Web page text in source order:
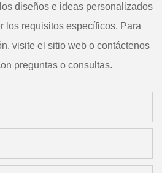
diseños e ideas personalizados
los requisitos específicos. Para
visite el sitio web o contáctenos
preguntas o consultas.